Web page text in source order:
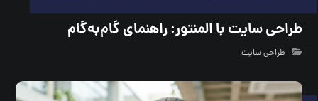
طراحی سایت با المنتور: راهنمای گام‌به‌گام
طراحی سایت